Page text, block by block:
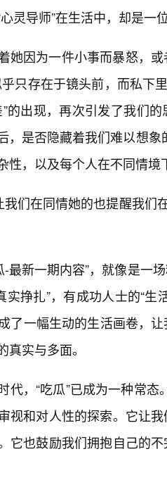
灵导师”在生活中，却是一
她因为一件小事而暴怒，
乎只存在于镜头前，而私下
的出现，再次引发了我们
，是否隐藏着我们难以想象
性，以及每个人在不同情境
我们在同情她的也提醒我们
最新一期内容”，就像是一
实挣扎”，有成功人士的“生
了一幅生动的生活画卷，
实与多面。
，“吃瓜”已成为一种常态
视和对人性的探索。它让我
它也鼓励我们拥抱自己的